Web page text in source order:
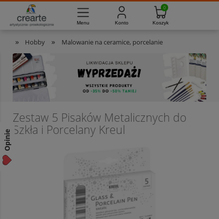
» Hobby » Malowanie na ceramice, porcelanie
Zestaw 5 Pisaków Metalicznych do
Szkła i Porcelany Kreul
Masz pytania? 733-012-789 Pon. - Pt. 8:00 - 16:00
Opinie